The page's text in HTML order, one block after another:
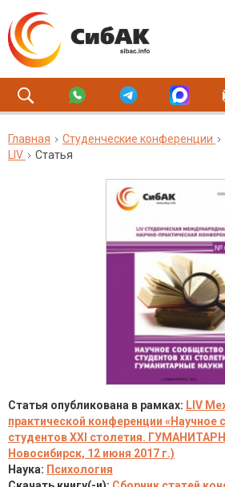
Главная Студенческие конференции
LIV
Статья
Статья опубликована в рамках: LIV
практической конференции «Научное
студентов XXI столетия.
Новосибирск, 12 июня 2017 г.)
Наука: Психология